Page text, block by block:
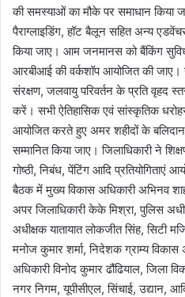
की समस्याओं का मौके पर समाधान किया
पैराग्लाइडिंग, हॉट बैलून सहित अन्य
किया जाए। आम जनमानस को बैंकिंग
आरबीआई की वर्कशॉप आयोजित की जाए।
संरक्षण, जलवायु परिवर्तन के प्रति वृहद
करें। सभी ऐतिहासिक एवं सांस्कृतिक
आयोजित करते हुए अमर शहीदों के बलिदान
सम्मानित किया जाए। जिलाधिकारी ने
गोष्ठी, निबंध, पेंटिंग आदि प्रतियोगिताएं
बैठक में मुख्य विकास अधिकारी अभिनव
अपर जिलाधिकारी केके मिश्रा, पुलिस
अधीक्षक यातायात लोकजीत सिंह, सिटी
मनोज कुमार शर्मा, निदेशक ग्राम्य
अधिकारी विनोद कुमार ढौंढियाल, जिला
नगर निगम, यूपीसीएल, सिंचाई, उद्यान,